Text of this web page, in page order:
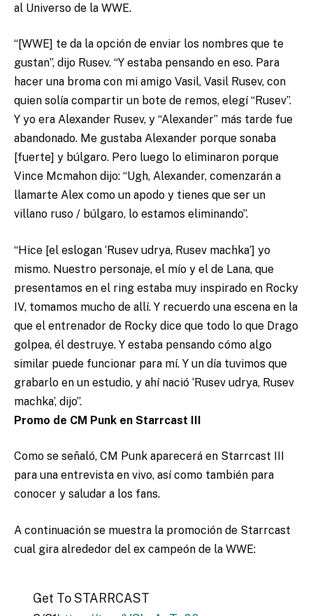
al Universo de la WWE.
“[WWE] te da la opción de enviar los nombres que te
gustan”, dijo Rusev. “Y estaba pensando en eso. Para
hacer una broma con mi amigo Vasil, Vasil Rusev, con
quien solía compartir un bote de remos, elegí “Rusev”.
Y yo era Alexander Rusev, y “Alexander” más tarde fue
abandonado. Me gustaba Alexander porque sonaba
[fuerte] y búlgaro. Pero luego lo eliminaron porque
Vince Mcmahon dijo: “Ugh, Alexander, comenzarán a
llamarte Alex como un apodo y tienes que ser un
villano ruso / búlgaro, lo estamos eliminando”.
“Hice [el eslogan ‘Rusev udrya, Rusev machka’] yo
mismo. Nuestro personaje, el mío y el de Lana, que
presentamos en el ring estaba muy inspirado en Rocky
IV, tomamos mucho de allí. Y recuerdo una escena en la
que el entrenador de Rocky dice que todo lo que Drago
golpea, él destruye. Y estaba pensando cómo algo
similar puede funcionar para mí. Y un día tuvimos que
grabarlo en un estudio, y ahí nació ‘Rusev udrya, Rusev
machka’, dijo”.
Promo de CM Punk en Starrcast III
Como se señaló, CM Punk aparecerá en Starrcast III
para una entrevista en vivo, así como también para
conocer y saludar a los fans.
A continuación se muestra la promoción de Starrcast
cual gira alrededor del ex campeón de la WWE:
Get To STARRCAST